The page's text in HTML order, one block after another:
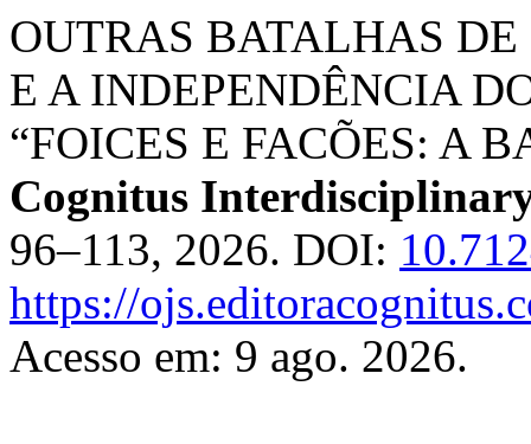
OUTRAS BATALHAS
E A INDEPENDÊNCIA
“FOICES E FACÕES: A
Cognitus
96–113, 2026. DOI:
https://
Acesso em: 9 ago. 2026.